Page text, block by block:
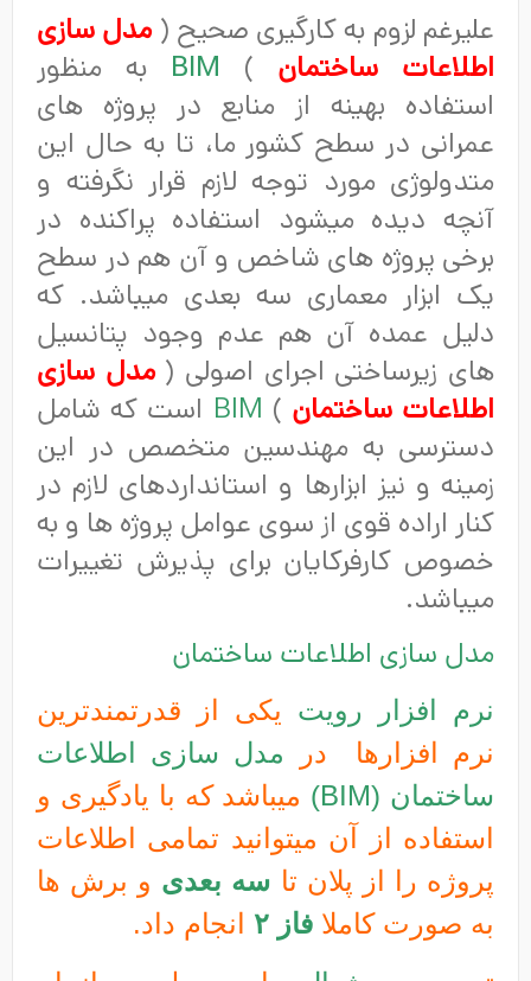
علیرغم لزوم به کارگیری صحیح (مدل سازی
اطلاعات ساختمان)
BIM
به منظور
استفاده بهینه از منابع در پروژه های
عمرانی در سطح کشور ما، تا به حال این
متدولوژی مورد توجه لازم قرار نگرفته و
آنچه دیده میشود استفاده پراکنده در
برخی پروژه های شاخص و آن هم در سطح
یک ابزار معماری سه بعدی میباشد. که
دلیل عمده آن هم عدم وجود پتانسیل
های زیرساختی اجرای اصولی ( مدل سازی
اطلاعات ساختمان)
BIMاست که شامل
دسترسی به مهندسین متخصص در این
زمینه و نیز ابزارها و استانداردهای لازم در
کنار اراده قوی از سوی عوامل پروژه ها و به
خصوص کارفرکایان برای پذیرش تغییرات
میباشد.
مدل سازی اطلاعات ساختمان
نرم افزار رویتیکی از قدرتمندترین
نرم افزارها در
مدل سازی اطلاعات
ساختمان (BIM)
میباشد که با یادگیری و
استفاده از آن میتوانید تمامی اطلاعات
پروژه را از پلان تا
سه بعدیو برش ها
به صورت کاملافاز ۲
انجام داد.